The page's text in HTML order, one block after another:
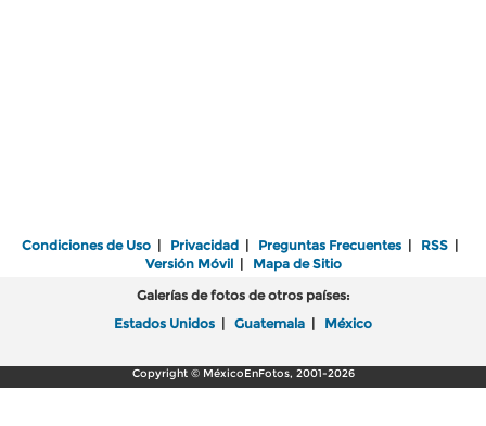
Condiciones de Uso | Privacidad | Preguntas Frecuentes | RSS |
Versión Móvil| Mapa de Sitio
Galerías de fotos de otros países:
Estados Unidos | Guatemala | México
Copyright © MéxicoEnFotos, 2001-2026